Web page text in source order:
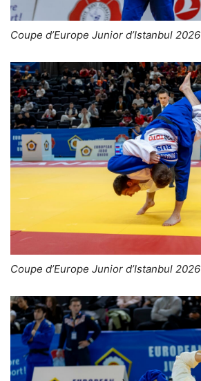
Coupe d’Europe Junior d’Istanbul 2026
Coupe d’Europe Junior d’Istanbul 2026